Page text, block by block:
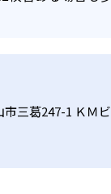
三葛247-1 ＫＭ